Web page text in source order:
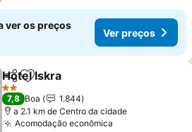
ver os preços
Ver preços
PartilharAdicionar aos favoritos
Hotel Iskra
2 Estrelas
7,8 Boa
1.844
a 2.1 km de Centro da cidade
Acomodação econômica